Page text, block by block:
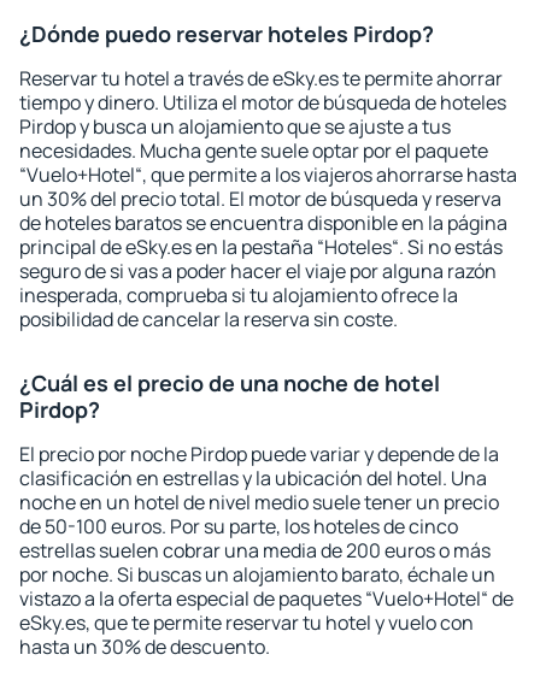
¿Dónde puedo reservar hoteles Pirdop?
Reservar tu hotel a través de eSky.es te permite ahorrar
tiempo y dinero. Utiliza el motor de búsqueda de hoteles
Pirdop y busca un alojamiento que se ajuste a tus
necesidades. Mucha gente suele optar por el paquete
“Vuelo+Hotel“, que permite a los viajeros ahorrarse hasta
un 30% del precio total. El motor de búsqueda y reserva
de hoteles baratos se encuentra disponible en la página
principal de eSky.es en la pestaña “Hoteles“. Si no estás
seguro de si vas a poder hacer el viaje por alguna razón
inesperada, comprueba si tu alojamiento ofrece la
posibilidad de cancelar la reserva sin coste.
¿Cuál es el precio de una noche de hotel
Pirdop?
El precio por noche Pirdop puede variar y depende de la
clasificación en estrellas y la ubicación del hotel. Una
noche en un hotel de nivel medio suele tener un precio
de 50-100 euros. Por su parte, los hoteles de cinco
estrellas suelen cobrar una media de 200 euros o más
por noche. Si buscas un alojamiento barato, échale un
vistazo a la oferta especial de paquetes “Vuelo+Hotel“ de
eSky.es, que te permite reservar tu hotel y vuelo con
hasta un 30% de descuento.